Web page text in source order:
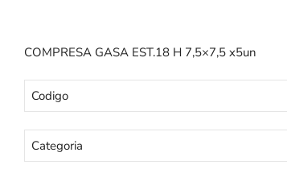
COMPRESA GASA EST.18 H 7,5×7,5 x5un
Codigo
Categoria